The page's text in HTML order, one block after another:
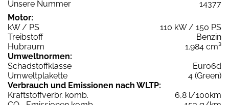
Unsere Nummer
14377
Motor:
kW / PS
110 kW / 150 PS
Treibstoff
Benzin
Hubraum
1.984 cm³
Umweltnormen:
Schadstoffklasse
Euro6d
Umweltplakette
4 (Green)
Verbrauch und Emissionen nach WLTP:
Kraftstoffverbr. komb.
6,8 l/100km